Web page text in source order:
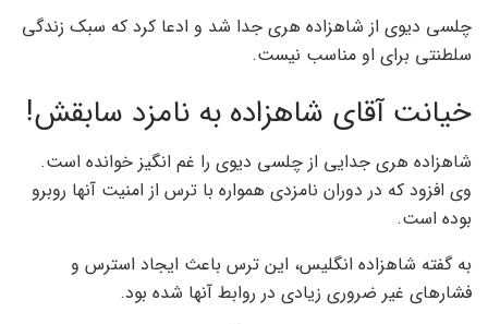
چلسی دیوی از شاهزاده هری جدا شد و ادعا کرد که سبک زندگی
سلطنتی برای او مناسب نیست.
خیانت آقای شاهزاده به نامزد سابقش!
شاهزاده هری جدایی از چلسی دیوی را غم انگیز خوانده است.
وی افزود که در دوران نامزدی همواره با ترس از امنیت آنها روبرو
بوده است.
به گفته شاهزاده انگلیس، این ترس باعث ایجاد استرس و
فشارهای غیر ضروری زیادی در روابط آنها شده بود.